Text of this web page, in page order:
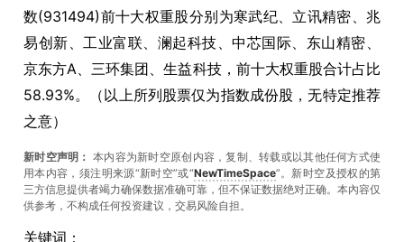
数(931494)前十大权重股分别为寒武纪、立讯精密、兆
易创新、工业富联、澜起科技、中芯国际、东山精密、
京东方A、三环集团、生益科技，前十大权重股合计占比
58.93%。（以上所列股票仅为指数成份股，无特定推荐
之意）
新时空声明： 本内容为新时空原创内容，复制、转载或以其他任何方式使
用本内容，须注明来源“新时空”或“NewTimeSpace”。新时空及授权的第
三方信息提供者竭力确保数据准确可靠，但不保证数据绝对正确。本內容仅
供参考，不构成任何投资建议，交易风险自担。
关键词：